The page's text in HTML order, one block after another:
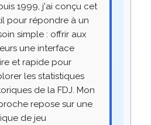
1999, j'ai conçu cet
pour répondre à un
simple : offrir aux
une interface
et rapide pour
les statistiques
de la FDJ. Mon
repose sur une
de jeu